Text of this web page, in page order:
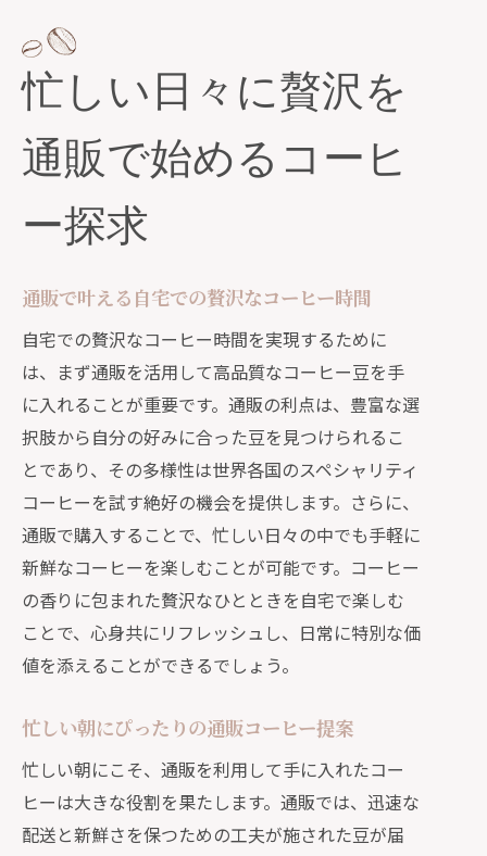
忙しい日々に贅沢を
通販で始めるコーヒ
ー探求
通販で叶える自宅での贅沢なコーヒー時間
自宅での贅沢なコーヒー時間を実現するために
は、まず通販を活用して高品質なコーヒー豆を手
に入れることが重要です。通販の利点は、豊富な選
択肢から自分の好みに合った豆を見つけられるこ
とであり、その多様性は世界各国のスペシャリティ
コーヒーを試す絶好の機会を提供します。さらに、
通販で購入することで、忙しい日々の中でも手軽に
新鮮なコーヒーを楽しむことが可能です。コーヒー
の香りに包まれた贅沢なひとときを自宅で楽しむ
ことで、心身共にリフレッシュし、日常に特別な価
値を添えることができるでしょう。
忙しい朝にぴったりの通販コーヒー提案
忙しい朝にこそ、通販を利用して手に入れたコー
ヒーは大きな役割を果たします。通販では、迅速な
配送と新鮮さを保つための工夫が施された豆が届